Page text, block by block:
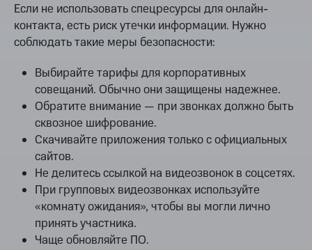
Если не использовать спецресурсы для онлайн-
контакта, есть риск утечки информации. Нужно
соблюдать такие меры безопасности:
Выбирайте тарифы для корпоративных
совещаний. Обычно они защищены надежнее.
Обратите внимание — при звонках должно быть
сквозное шифрование.
Скачивайте приложения только с официальных
сайтов.
Не делитесь ссылкой на видеозвонок в соцсетях.
При групповых видеозвонках используйте
«комнату ожидания», чтобы вы могли лично
принять участника.
Чаще обновляйте ПО.